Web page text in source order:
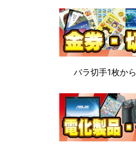
バラ切手1枚から